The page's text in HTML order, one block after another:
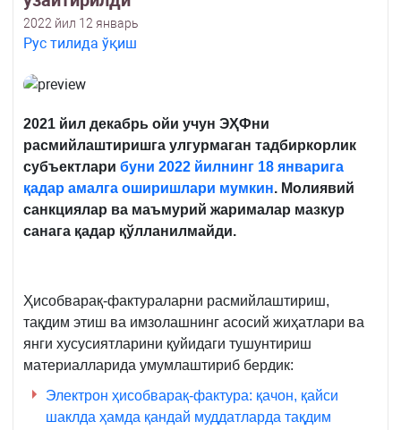
2022 йил 12 январь
Рус тилида ўқиш
2021 йил декабрь ойи учун ЭҲФни
расмийлаштиришга улгурмаган тадбиркорлик
субъектлари буни 2022 йилнинг 18 январига
қадар амалга оширишлари мумкин. Молиявий
санкциялар ва маъмурий жарималар мазкур
санага қадар қўлланилмайди.
Ҳисобварақ-фактураларни расмийлаштириш,
тақдим этиш ва имзолашнинг асосий жиҳатлари ва
янги хусусиятларини қуйидаги тушунтириш
материалларида умумлаштириб бердик:
Электрон ҳисобварақ-фактура: қачон, қайси
шаклда ҳамда қандай муддатларда тақдим